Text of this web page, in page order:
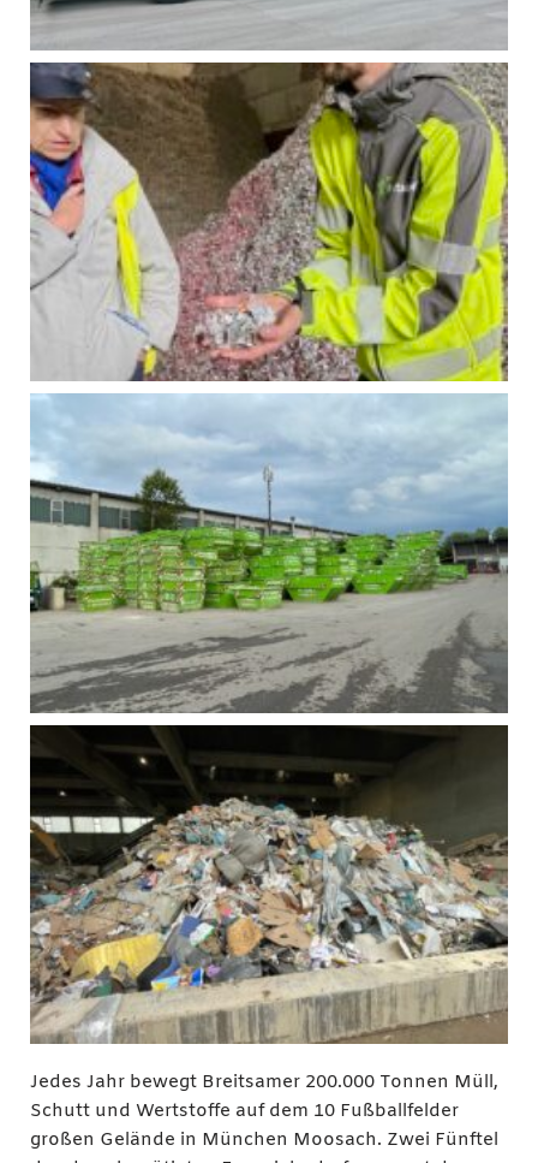
Jedes Jahr bewegt Breitsamer 200.000 Tonnen Müll,
Schutt und Wertstoffe auf dem 10 Fußballfelder
großen Gelände in München Moosach. Zwei Fünftel